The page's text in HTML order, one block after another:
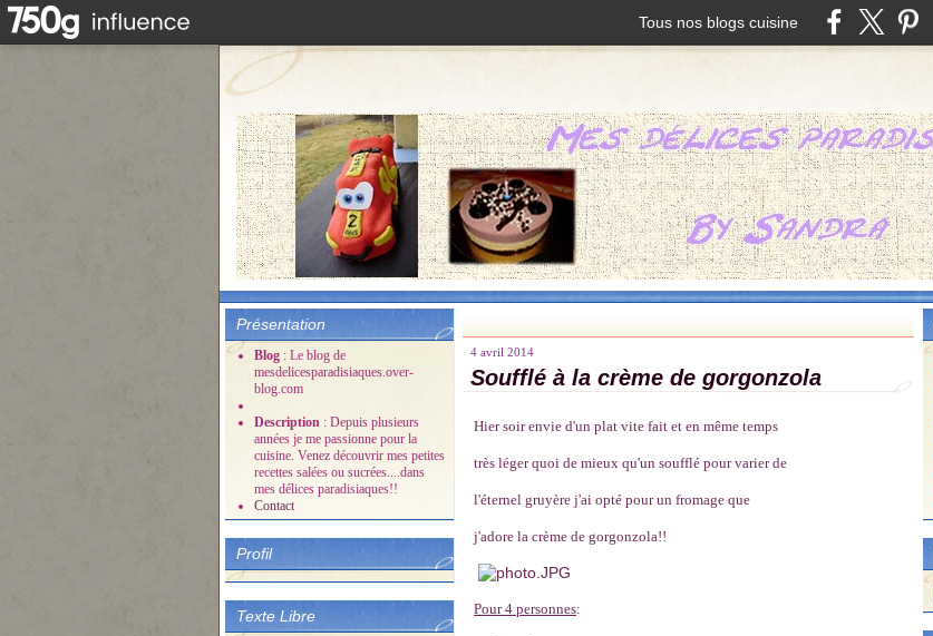
Tous nos blogs cuisine
Présentation
Blog : Le blog de
mesdelicesparadisiaques.over-
blog.com
Description : Depuis plusieurs
années je me passionne pour la
cuisine. Venez découvrir mes petites
recettes salées ou sucrées....dans
mes délices paradisiaques!!
Contact
Profil
Texte Libre
4 avril 2014
Soufflé à la crème de gorgonzola
Hier soir envie d'un plat vite fait et en même temps
très léger quoi de mieux qu'un soufflé pour varier de
l'éternel gruyère j'ai opté pour un fromage que
j'adore la crème de gorgonzola!!
Pour 4 personnes: